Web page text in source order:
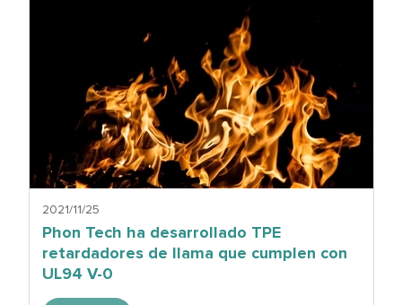
2021/11/25
Phon Tech ha desarrollado TPE
retardadores de llama que cumplen con
UL94 V-0